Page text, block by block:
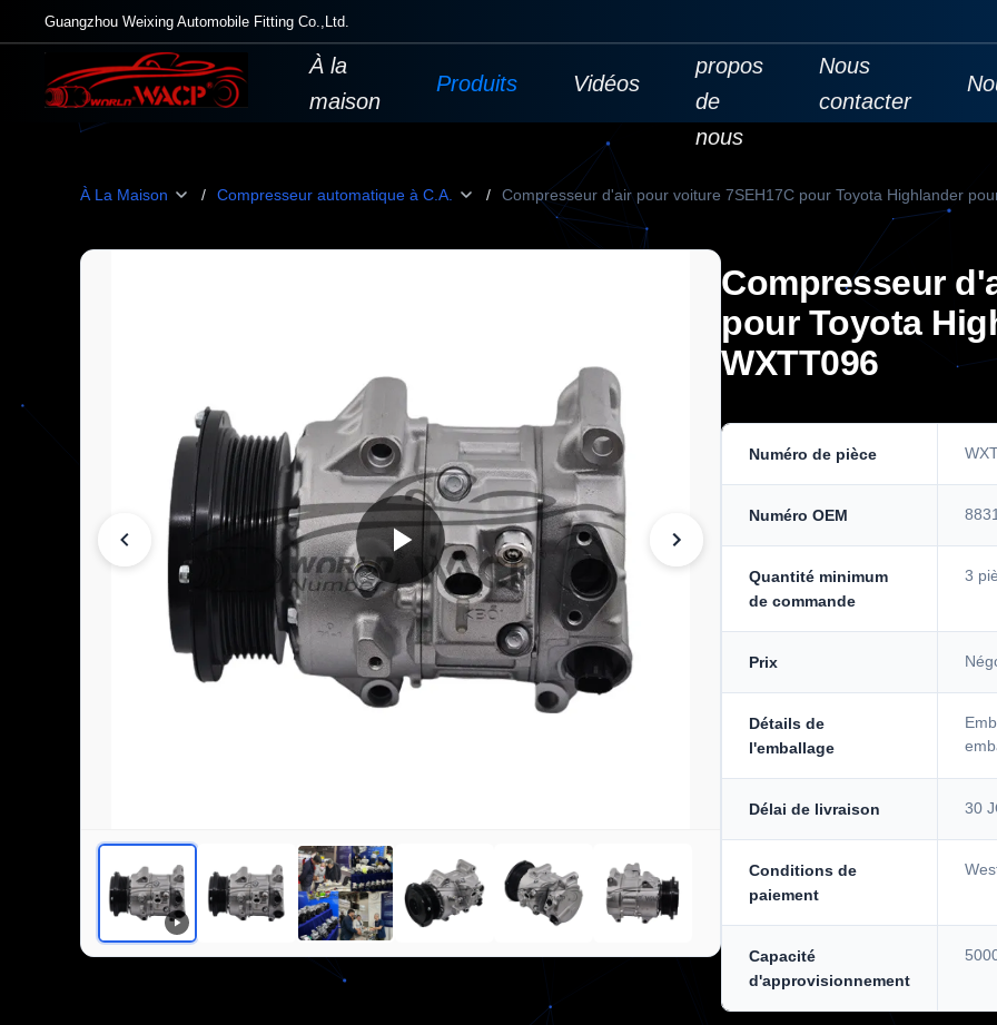
Guangzhou Weixing Automobile Fitting Co.,Ltd.
À la
maison
Produits Vidéos
propos
de
nous
Nous
contacter
À La Maison / Compresseur automatique à C.A. / Compresseur d'air pour voiture 7SEH17C pour Toyota Highlander
Compresseur
pour Toyota
WXTT096
Numéro de pièce
Numéro OEM
Quantité minimum
de commande
3
Prix
Détails de
l'emballage
Délai de livraison 30
Conditions de
paiement
Capacité
d'approvisionnement